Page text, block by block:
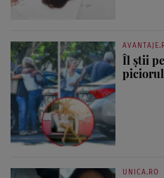
Îl știi
piciorul
UNICA.RO